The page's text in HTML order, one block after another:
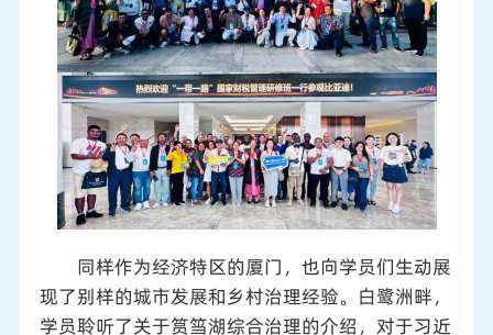
同样作为经济特区的厦门，也向学员们生动展
现了别样的城市发展和乡村治理经验。白鹭洲畔，
学员聆听了关于筼筜湖综合治理的介绍，对于习近